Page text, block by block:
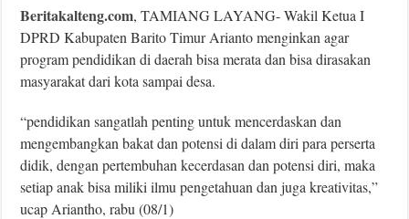
Beritakalteng.com, TAMIANG LAYANG- Wakil Ketua I
DPRD Kabupaten Barito Timur Arianto menginkan agar
program pendidikan di daerah bisa merata dan bisa dirasakan
masyarakat dari kota sampai desa.
“pendidikan sangatlah penting untuk mencerdaskan dan
mengembangkan bakat dan potensi di dalam diri para perserta
didik, dengan pertembuhan kecerdasan dan potensi diri, maka
setiap anak bisa miliki ilmu pengetahuan dan juga kreativitas,”
ucap Ariantho, rabu (08/1)